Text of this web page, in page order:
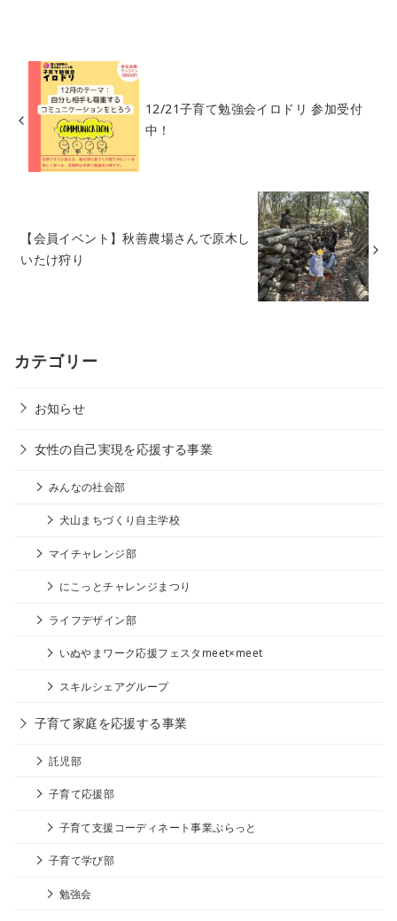
12/21子育て勉強会イロドリ 参加受付
中！
【会員イベント】秋善農場さんで原木し
いたけ狩り
カテゴリー
お知らせ
女性の自己実現を応援する事業
みんなの社会部
犬山まちづくり自主学校
マイチャレンジ部
にこっとチャレンジまつり
ライフデザイン部
いぬやまワーク応援フェスタmeet×meet
スキルシェアグループ
子育て家庭を応援する事業
託児部
子育て応援部
子育て支援コーディネート事業ぷらっと
子育て学び部
勉強会